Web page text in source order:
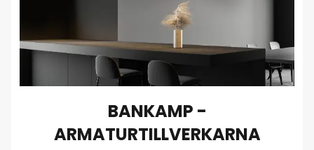
BANKAMP -
ARMATURTILLVERKARNA